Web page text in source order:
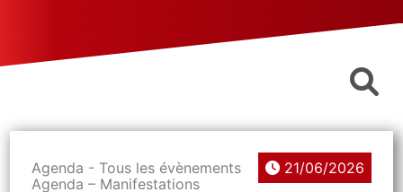
Agenda - Tous les évènements
Agenda – Manifestations
21/06/2026